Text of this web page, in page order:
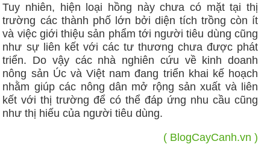
Tuy nhiên, hiện loại hồng này chưa có mặt tại thị
trường các thành phố lớn bởi diện tích trồng còn ít
và việc giới thiệu sản phẩm tới người tiêu dùng cũng
như sự liên kết với các tư thương chưa được phát
triển. Do vậy các nhà nghiên cứu về kinh doanh
nông sản Úc và Việt nam đang triển khai kế hoạch
nhằm giúp các nông dân mở rộng sản xuất và liên
kết với thị trường để có thể đáp ứng nhu cầu cũng
như thị hiếu của người tiêu dùng.
( BlogCayCanh.vn )